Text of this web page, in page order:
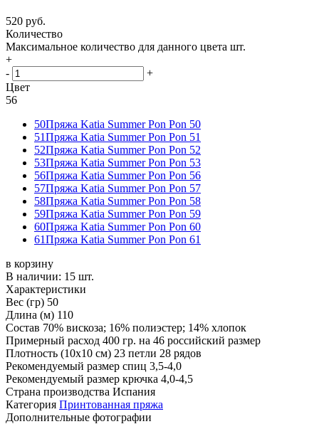
520 руб.
Количество
Максимальное количество для данного цвета шт.
+
-
+
Цвет
56
50Пряжа Katia Summer Pon Pon 50
51Пряжа Katia Summer Pon Pon 51
52Пряжа Katia Summer Pon Pon 52
53Пряжа Katia Summer Pon Pon 53
56Пряжа Katia Summer Pon Pon 56
57Пряжа Katia Summer Pon Pon 57
58Пряжа Katia Summer Pon Pon 58
59Пряжа Katia Summer Pon Pon 59
60Пряжа Katia Summer Pon Pon 60
61Пряжа Katia Summer Pon Pon 61
в корзину
В наличии: 15 шт.
Характеристики
Вес (гр) 50
Длина (м) 110
Состав 70% вискоза; 16% полиэстер; 14% хлопок
Примерный расход 400 гр. на 46 российский размер
Плотность (10x10 см) 23 петли 28 рядов
Рекомендуемый размер спиц 3,5-4,0
Рекомендуемый размер крючка 4,0-4,5
Страна производства Испания
Категория Принтованная пряжа
Дополнительные фотографии